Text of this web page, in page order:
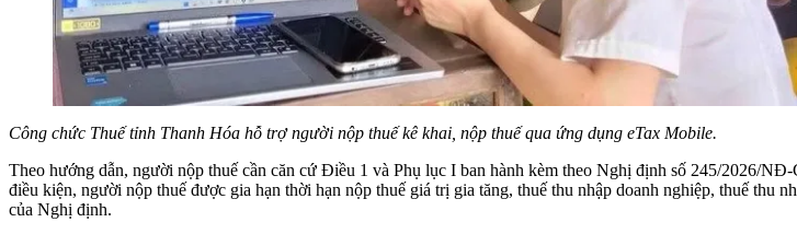
Công chức Thuế tỉnh Thanh Hóa hỗ trợ người nộp thuế kê khai, nộp thuế qua ứng dụng eTax Mobile.
Theo hướng dẫn, người nộp thuế cần căn cứ Điều 1 và Phụ lục I ban hành kèm theo Nghị định số 245/2026/
điều kiện, người nộp thuế được gia hạn thời hạn nộp thuế giá trị gia tăng, thuế thu nhập doanh nghiệp, thuế thu
của Nghị định.